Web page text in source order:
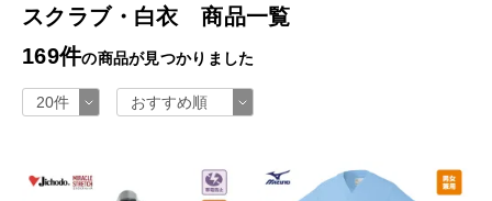
スクラブ・白衣 商品一覧
169件の商品が見つかりました